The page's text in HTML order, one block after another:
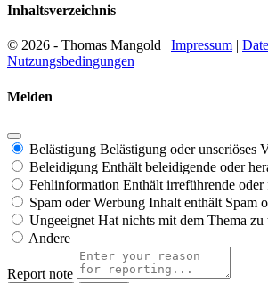
Inhaltsverzeichnis
© 2026 - Thomas Mangold | Impressum |
Nutzungsbedingungen
Melden
Belästigung Belästigung oder unseriöses
Beleidigung Enthält beleidigende oder
Fehlinformation Enthält irreführende
Spam oder Werbung Inhalt enthält Spam
Ungeeignet Hat nichts mit dem Thema zu
Andere
Report note